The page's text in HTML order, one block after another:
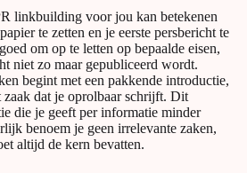
linkbuilding voor jou kan betekenen
te zetten en je eerste persbericht te
om op te letten op bepaalde eisen,
niet zo maar gepubliceerd wordt.
begint met een pakkende introductie,
zaak dat je oprolbaar schrijft. Dit
die je geeft per informatie minder
benoem je geen irrelevante zaken,
altijd de kern bevatten.